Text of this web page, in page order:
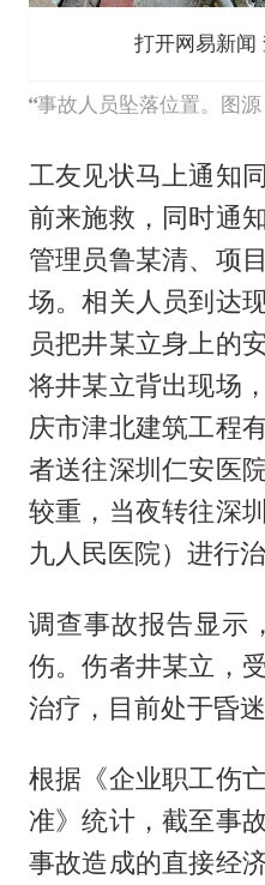
打开网易新闻
事故人员坠落位置。图
工友见状马上通知
前来施救，同时通
管理员鲁某清、项
场。相关人员到达
员把井某立身上的
将井某立背出现场
庆市津北建筑工程
者送往深圳仁安医
较重，当夜转往深
九人民医院）进行治
调查事故报告显示
伤。伤者井某立，
治疗，目前处于昏迷
根据《企业职工伤
准》统计，截至事
事故造成的直接经